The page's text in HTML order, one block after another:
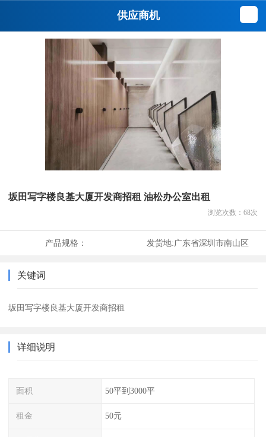
供应商机
坂田写字楼良基大厦开发商招租 油松办公室出租
浏览次数： 68次
产品规格： 发货地:广东省深圳市南山区
关键词
坂田写字楼良基大厦开发商招租
详细说明
面积 50平到3000平
租金 50元